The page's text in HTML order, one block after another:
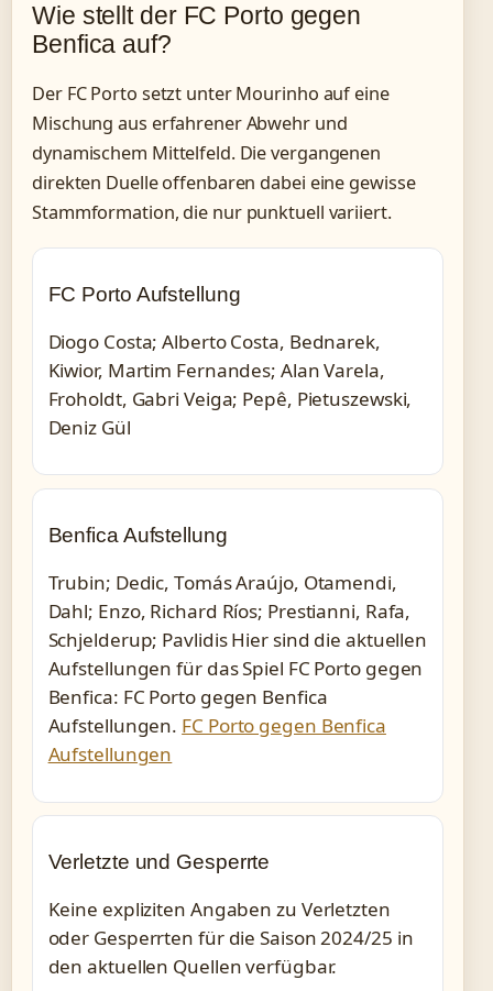
Wie stellt der FC Porto gegen
Benfica auf?
Der FC Porto setzt unter Mourinho auf eine
Mischung aus erfahrener Abwehr und
dynamischem Mittelfeld. Die vergangenen
direkten Duelle offenbaren dabei eine gewisse
Stammformation, die nur punktuell variiert.
FC Porto Aufstellung
Diogo Costa; Alberto Costa, Bednarek,
Kiwior, Martim Fernandes; Alan Varela,
Froholdt, Gabri Veiga; Pepê, Pietuszewski,
Deniz Gül
Benfica Aufstellung
Trubin; Dedic, Tomás Araújo, Otamendi,
Dahl; Enzo, Richard Ríos; Prestianni, Rafa,
Schjelderup; Pavlidis Hier sind die aktuellen
Aufstellungen für das Spiel FC Porto gegen
Benfica: FC Porto gegen Benfica
Aufstellungen. FC Porto gegen Benfica
Aufstellungen
Verletzte und Gesperrte
Keine expliziten Angaben zu Verletzten
oder Gesperrten für die Saison 2024/25 in
den aktuellen Quellen verfügbar.